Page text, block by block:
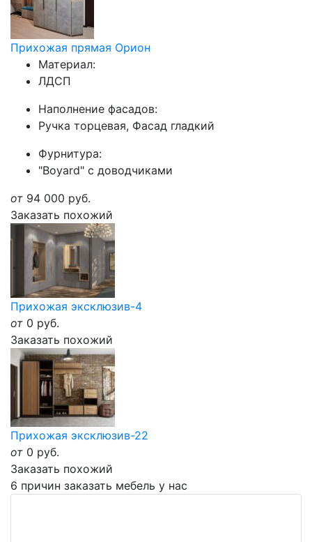
Прихожая прямая Орион
Материал:
ЛДСП
Наполнение фасадов:
Ручка торцевая, Фасад гладкий
Фурнитура:
"Boyard" с доводчиками
от 94 000 руб.
Заказать похожий
Прихожая эксклюзив-4
от 0 руб.
Заказать похожий
Прихожая эксклюзив-22
от 0 руб.
Заказать похожий
6 причин заказать мебель у нас